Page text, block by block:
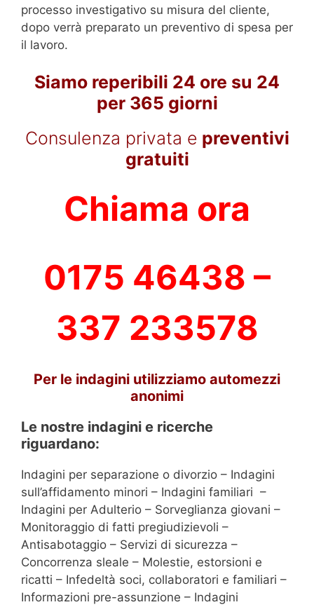
processo investigativo su misura del cliente,
dopo verrà preparato un preventivo di spesa per
il lavoro.
Siamo reperibili 24 ore su 24
per 365 giorni
Consulenza privata e preventivi
gratuiti
Chiama ora
0175 46438 –
337 233578
Per le indagini utilizziamo automezzi
anonimi
Le nostre indagini e ricerche
riguardano:
Indagini per separazione o divorzio – Indagini
sull’affidamento minori – Indagini familiari –
Indagini per Adulterio – Sorveglianza giovani –
Monitoraggio di fatti pregiudizievoli –
Antisabotaggio – Servizi di sicurezza –
Concorrenza sleale – Molestie, estorsioni e
ricatti – Infedeltà soci, collaboratori e familiari –
Informazioni pre-assunzione – Indagini